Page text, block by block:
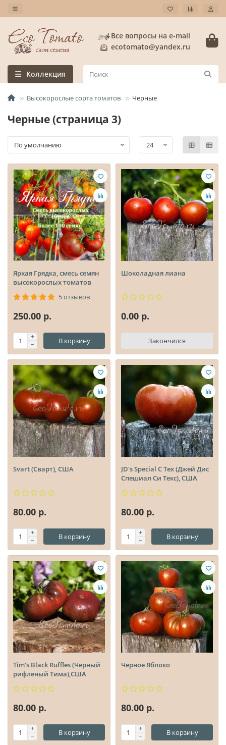
Все вопросы на e-mail
ecotomato@yandex.ru
Коллекция
Высокорослые сорта томатов Черные
Черные (страница 3)
Яркая Грядка, смесь семян
высокорослых томатов
5 отзывов
250.00 р.
В корзину
Шоколадная лиана
0.00 р.
Закончился
Svart (Сварт), США
80.00 р.
В корзину
JD's Special C Tex (Джей Дис
Спешиал Си Текс), США
80.00 р.
В корзину
Tim's Black Ruffles (Черный
рифленый Тима),США
80.00 р.
В корзину
Черное Яблоко
80.00 р.
В корзину